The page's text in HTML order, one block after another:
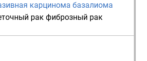
карцинома базалиома
рак фиброзный рак